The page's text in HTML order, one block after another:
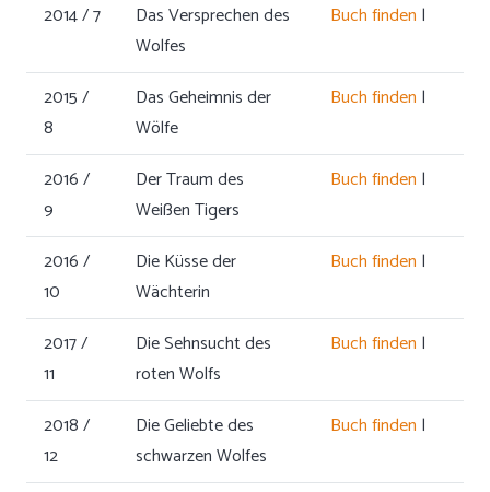
2014 / 7
Das Versprechen des
Wolfes
Buch finden |
2015 /
8
Das Geheimnis der
Wölfe
Buch finden |
2016 /
9
Der Traum des
Weißen Tigers
Buch finden |
2016 /
10
Die Küsse der
Wächterin
Buch finden |
2017 /
11
Die Sehnsucht des
roten Wolfs
Buch finden |
2018 /
12
Die Geliebte des
schwarzen Wolfes
Buch finden |